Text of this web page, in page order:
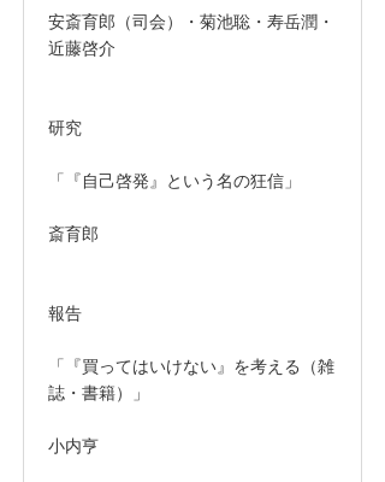
安斎育郎（司会）・菊池聡・寿岳潤・
近藤啓介
研究
「『自己啓発』という名の狂信」
斎育郎
報告
「『買ってはいけない』を考える（雑
誌・書籍）」
小内亨